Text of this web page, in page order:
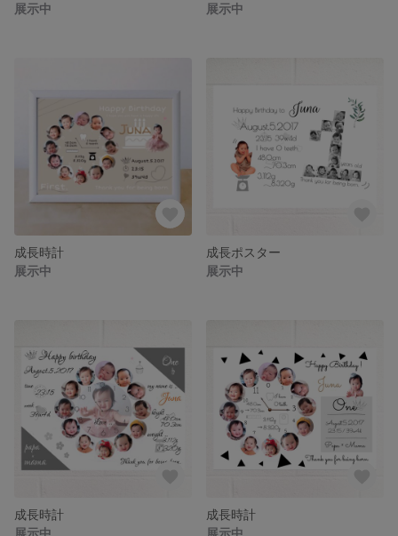
展示中
展示中
成長時計
展示中
成長ポスター
展示中
成長時計
展示中
成長時計
展示中